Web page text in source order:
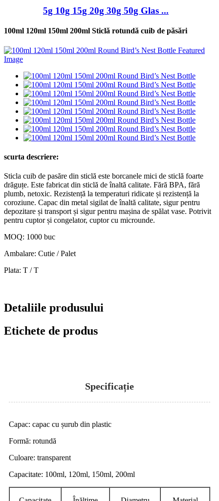
5g 10g 15g 20g 30g 50g Glas ...
100ml 120ml 150ml 200ml Sticlă rotundă cuib de păsări
scurta descriere:
Sticla cuib de pasăre din sticlă este borcanele mici de sticlă foarte
drăguțe. Este fabricat din sticlă de înaltă calitate. Fără BPA, fără
plumb, netoxic. Rezistență la temperaturi ridicate și rezistență la
coroziune. Capac din metal sigilat de înaltă calitate, sigur pentru
depozitare și transport și sigur pentru mașina de spălat vase. Potrivit
pentru cuptor și congelator, cuptor cu microunde.
MOQ: 1000 buc
Ambalare: Cutie / Palet
Plata: T / T
Detaliile produsului
Etichete de produs
Specificație
Capac: capac cu șurub din plastic
Formă: rotundă
Culoare: transparent
Capacitate: 100ml, 120ml, 150ml, 200ml